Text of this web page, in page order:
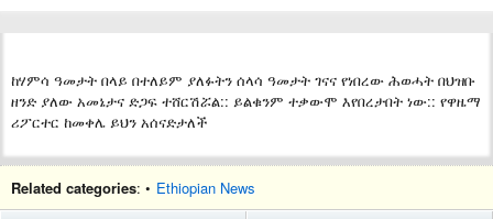
ከሃምሳ ዓመታት በላይ በተለይም ያለፉትን ሰላሳ ዓመታት ገናና የነበረው ሕወሓት በህዝቡ
ዘንድ ያለው አመኔታና ድጋፍ ተሸርሽሯል:: ይልቁንም ተቃውሞ እየበረታበት ነው:: የዋዜማ
ሪፖርተር ከመቀሌ ይህን አሰናድታለች
Related categories: • Ethiopian News